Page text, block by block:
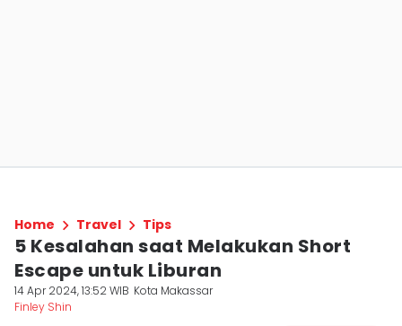
Home Travel Tips
5 Kesalahan saat Melakukan Short
Escape untuk Liburan
14 Apr 2024, 13:52 WIB Kota Makassar
Finley Shin